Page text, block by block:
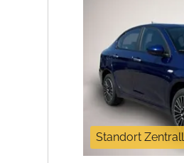
Standort